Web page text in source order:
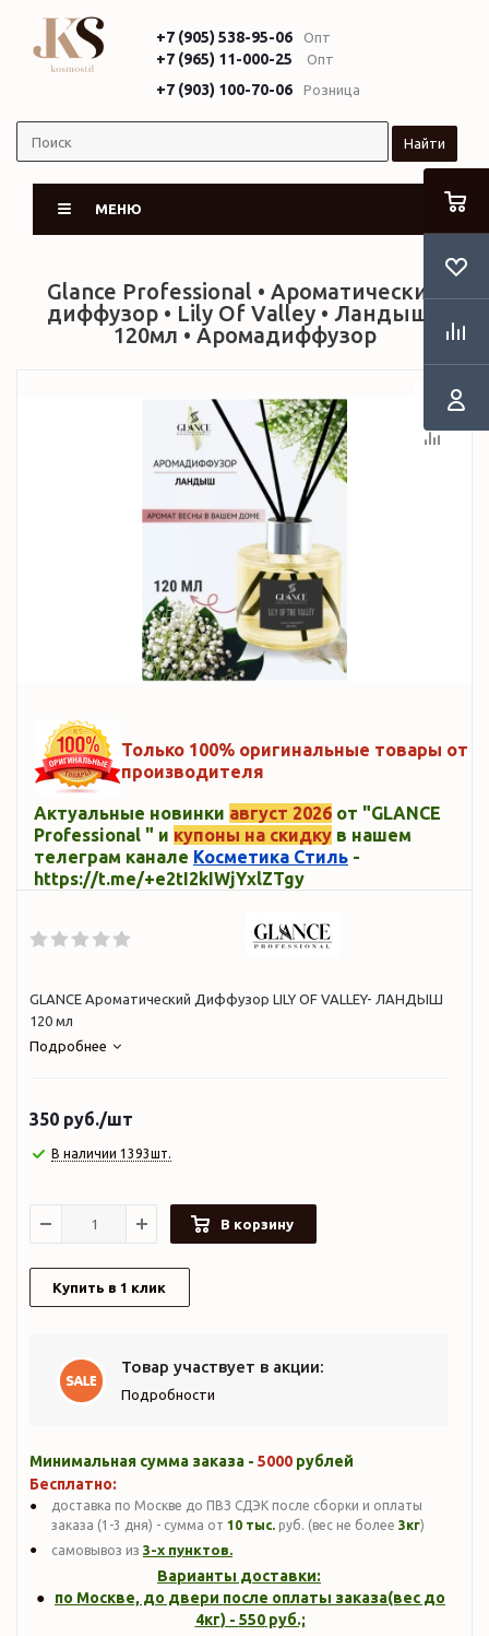
+7 (905) 538-95-06 Опт
+7 (965) 11-000-25 Опт
+7 (903) 100-70-06 Розница
Найти
МЕНЮ
Glance Professional • Ароматический
диффузор • Lily Of Valley • Ландыш •
120мл • Аромадиффузор
Только 100% оригинальные товары от
производителя
Актуальные новинки август 2026 от "GLANCE
Professional " и купоны на скидку в нашем
телеграм канале Косметика Стиль -
https://t.me/+e2tI2kIWjYxlZTgy
GLANCE Ароматический Диффузор LILY OF VALLEY- ЛАНДЫШ
120 мл
Подробнее
350 руб./шт
В наличии 1393шт.
В корзину
Купить в 1 клик
Товар участвует в акции:
Подробности
Минимальная сумма заказа - 5000 рублей
Бесплатно:
доставка по Москве до ПВЗ СДЭК после сборки и оплаты
заказа (1-3 дня) - сумма от 10 тыс. руб. (вес не более 3кг)
самовывоз из 3-х пунктов.
Варианты доставки:
по Москве, до двери после оплаты заказа(вес до
4кг) - 550руб.;